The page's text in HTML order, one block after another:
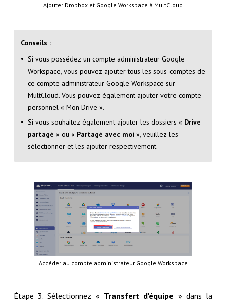
Ajouter Dropbox et Google Workspace à MultCloud
Conseils :
Si vous possédez un compte administrateur Google
Workspace, vous pouvez ajouter tous les sous-comptes de
ce compte administrateur Google Workspace sur
MultCloud. Vous pouvez également ajouter votre compte
personnel « Mon Drive ».
Si vous souhaitez également ajouter les dossiers « Drive
partagé » ou « Partagé avec moi », veuillez les
sélectionner et les ajouter respectivement.
Accéder au compte administrateur Google Workspace
Étape 3. Sélectionnez « Transfert d'équipe » dans la